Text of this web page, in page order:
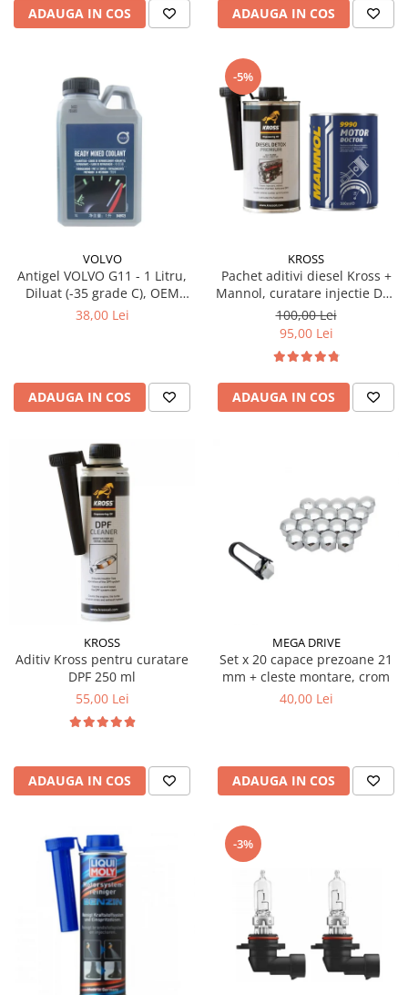
ADAUGA IN COS ADAUGA IN COS
VOLVO
Antigel VOLVO G11 - 1 Litru,
Diluat (-35 grade C), OEM
(Culoare Verde)
38,00 Lei
ADAUGA IN COS
-5%
KROSS
Pachet aditivi diesel Kross +
Mannol, curatare injectie DPF
si stabilizare ulei
100,00 Lei
95,00 Lei
ADAUGA IN COS
KROSS
Aditiv Kross pentru curatare
DPF 250 ml
55,00 Lei
ADAUGA IN COS
MEGA DRIVE
Set x 20 capace prezoane 21
mm + cleste montare, crom
40,00 Lei
ADAUGA IN COS
-3%